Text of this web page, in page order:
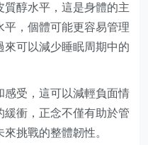
醇水平，這是身體的主
，個體可能更容易管理
來可以減少睡眠周期中的
感受，這可以減輕負面情
衝，正念不僅有助於管
挑戰的整體韌性。